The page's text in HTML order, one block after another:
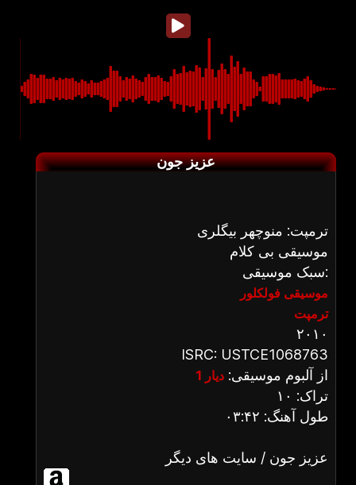
عزیز جون
ترمپت: منوچهر بیگلری
موسیقی بی کلام
سبک موسیقی:
موسیقی فولکلور
ترمپت
۲۰۱۰
ISRC: USTCE1068763
از آلبوم موسیقی: دیار 1
تراک: ۱۰
طول آهنگ: ۰۳:۴۲
عزیز جون / سایت های دیگر